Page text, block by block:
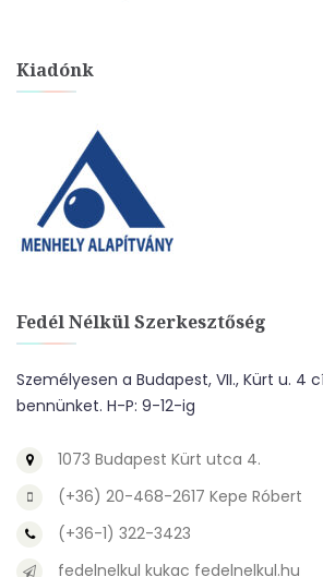
Kiadónk
Fedél Nélkül Szerkesztőség
Személyesen a Budapest, VII., Kürt u. 4
bennünket. H-P: 9-12-ig
1073 Budapest Kürt utca 4.
(+36) 20-468-2617 Kepe Róbert
(+36-1) 322-3423
fedelnelkul kukac fedelnelkul.hu